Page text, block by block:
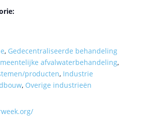
, Gedecentraliseerde behandeling
afvalwaterbehandeling,
producten, Industrie
, Overige industrieën